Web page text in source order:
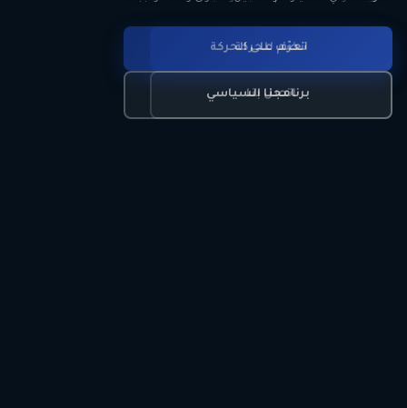
تعرّف على الحركة
برنامجنا السياسي
انضم للحركة
اتصل بنا